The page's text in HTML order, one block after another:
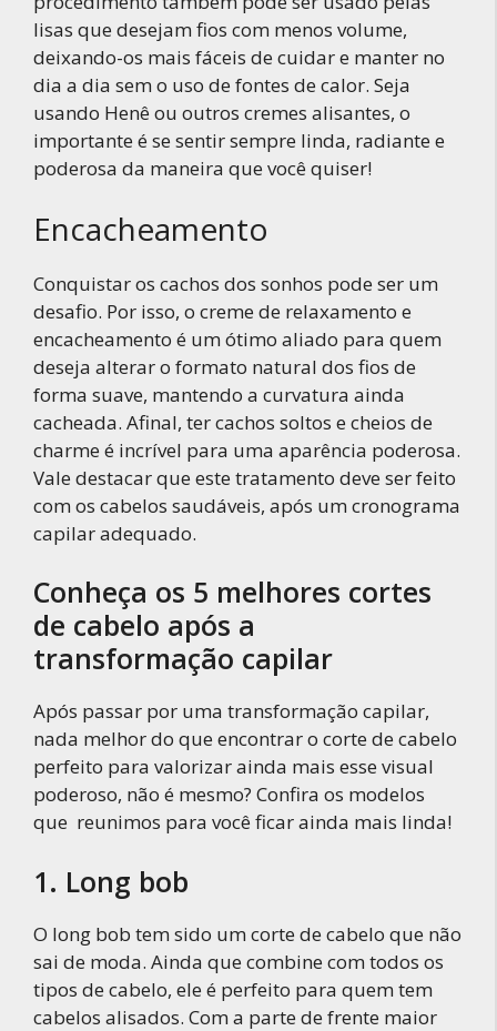
lisas que desejam fios com menos volume,
deixando-os mais fáceis de cuidar e manter no
dia a dia sem o uso de fontes de calor. Seja
usando Henê ou outros cremes alisantes, o
importante é se sentir sempre linda, radiante e
poderosa da maneira que você quiser!
Encacheamento
Conquistar os cachos dos sonhos pode ser um
desafio. Por isso, o creme de relaxamento e
encacheamento é um ótimo aliado para quem
deseja alterar o formato natural dos fios de
forma suave, mantendo a curvatura ainda
cacheada. Afinal, ter cachos soltos e cheios de
charme é incrível para uma aparência poderosa.
Vale destacar que este tratamento deve ser feito
com os cabelos saudáveis, após um cronograma
capilar adequado.
Conheça os 5 melhores cortes
de cabelo após a
transformação capilar
Após passar por uma transformação capilar,
nada melhor do que encontrar o corte de cabelo
perfeito para valorizar ainda mais esse visual
poderoso, não é mesmo? Confira os modelos
que reunimos para você ficar ainda mais linda!
1. Long bob
O long bob tem sido um corte de cabelo que não
sai de moda. Ainda que combine com todos os
tipos de cabelo, ele é perfeito para quem tem
cabelos alisados. Com a parte de frente maior